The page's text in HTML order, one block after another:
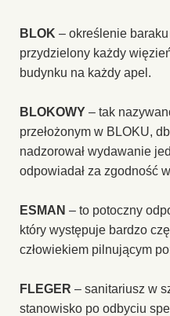
BLOK – określenie
przydzielony każdy
budynku na każdy apel.
BLOKOWY – tak
przełożonym w BLOKU,
nadzorował wydawanie
odpowiadał za zgodność
ESMAN – to potoczny
który występuje bardzo
człowiekiem pilnującym
FLEGER – sanitariusz w
stanowisko po odbyciu